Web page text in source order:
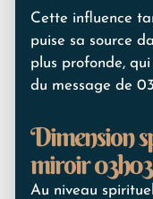
Cette influence
puise sa source
plus profonde,
du message de
Dimension
miroir 03h03
Au niveau